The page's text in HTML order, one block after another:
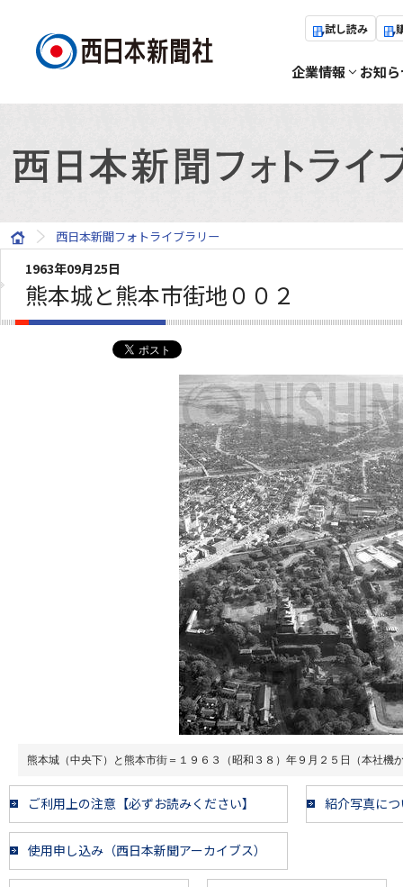
試し読み
企業情報 お知
西日本新聞フォトライブラリー
1963年09月25日
熊本城と熊本市街地００２
熊本城（中央下）と熊本市街＝１９６３（昭和３８）年９月２５日（本社機
ご利用上の注意【必ずお読みください】 紹介写真に
使用申し込み（西日本新聞アーカイブス）